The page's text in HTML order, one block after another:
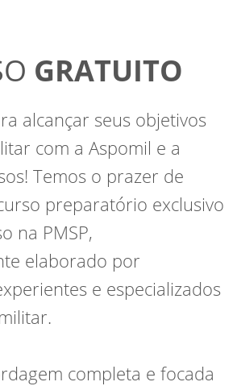
GRATUITO
alcançar seus objetivos
com a Aspomil e a
Temos o prazer de
preparatório exclusivo
na PMSP,
elaborado por
e especializados
completa e focada